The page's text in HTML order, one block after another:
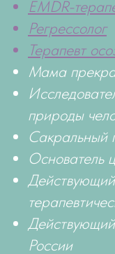
EMDR-
Регрессолог
Терапевт
Мама
природы
Сакральный
Основатель
России